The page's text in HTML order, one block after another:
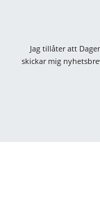
Jag tillåter att
skickar mig